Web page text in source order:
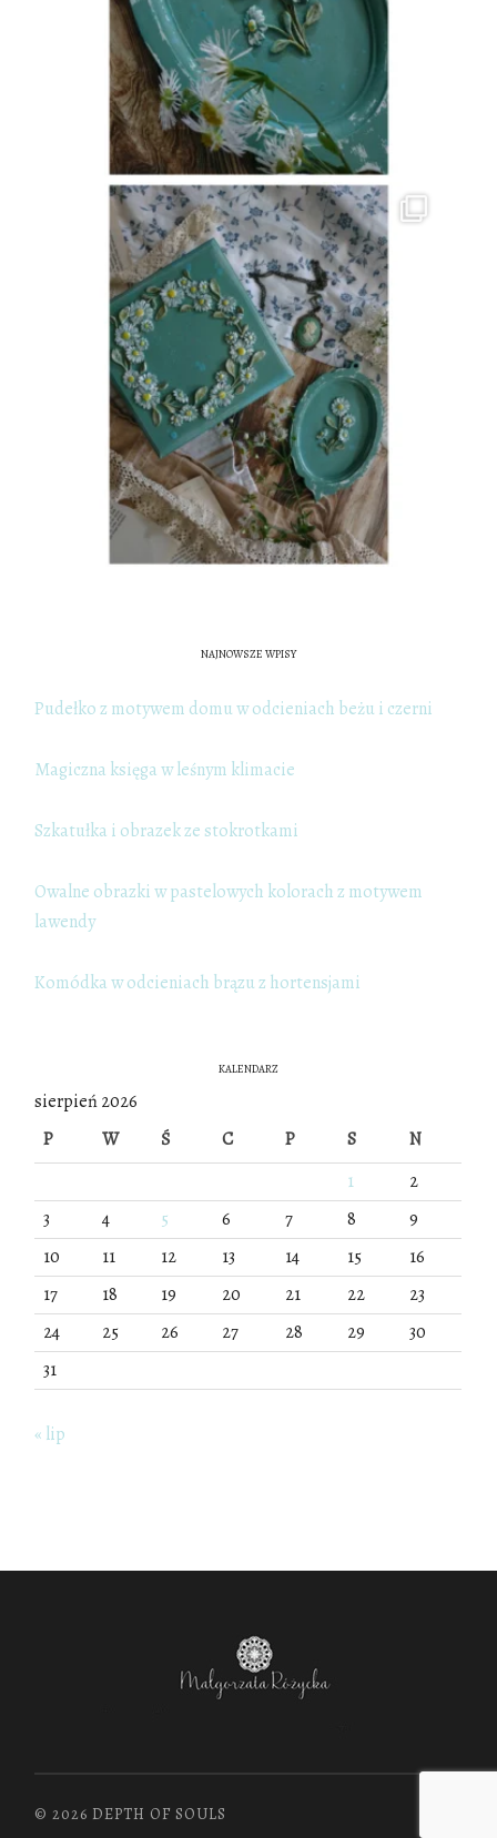
NAJNOWSZE WPISY
Pudełko z motywem domu w odcieniach beżu i czerni
Magiczna księga w leśnym klimacie
Szkatułka i obrazek ze stokrotkami
Owalne obrazki w pastelowych kolorach z motywem
lawendy
Komódka w odcieniach brązu z hortensjami
KALENDARZ
sierpień 2026
P
W Ś C P S
N
1
2
3
4 5 6 7 8
9
10
11 12 13 14 15
16
17
18 19 20 21 22
23
24
25 26 27 28 29
30
31
« lip
© 2026 DEPTH OF SOULS